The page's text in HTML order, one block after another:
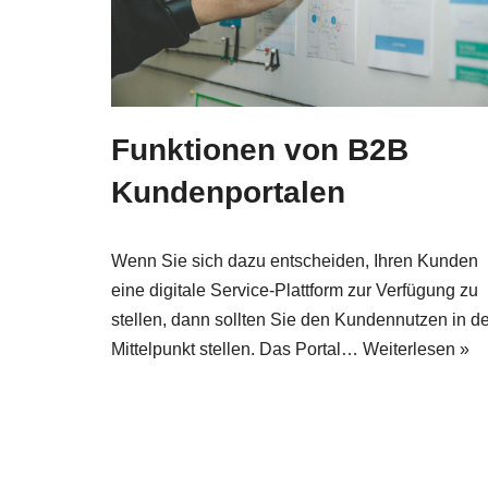
Funktionen von B2B
Kundenportalen
Wenn Sie sich dazu entscheiden, Ihren Kunden
eine digitale Service-Plattform zur Verfügung zu
stellen, dann sollten Sie den Kundennutzen in
Mittelpunkt stellen. Das Portal… Weiterlesen »